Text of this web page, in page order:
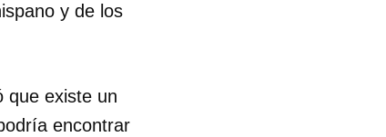
y de los
que existe un
encontrar